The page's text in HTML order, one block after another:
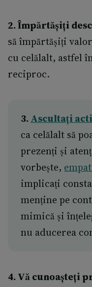
2. Împărtășiți
să împărtășiți
cu celălalt, astfel
reciproc.
3.Ascultați
ca celălalt să
prezenți și
vorbește,
implicați
menține pe
mimică și
nu aducerea
4. Vă cunoașteți